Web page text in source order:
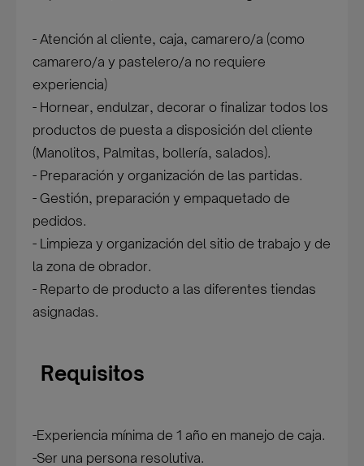
- Atención al cliente, caja, camarero/a (como
camarero/a y pastelero/a no requiere
experiencia)
- Hornear, endulzar, decorar o finalizar todos los
productos de puesta a disposición del cliente
(Manolitos, Palmitas, bollería, salados).
- Preparación y organización de las partidas.
- Gestión, preparación y empaquetado de
pedidos.
- Limpieza y organización del sitio de trabajo y de
la zona de obrador.
- Reparto de producto a las diferentes tiendas
asignadas.
Requisitos
-Experiencia mínima de 1 año en manejo de caja.
-Ser una persona resolutiva.